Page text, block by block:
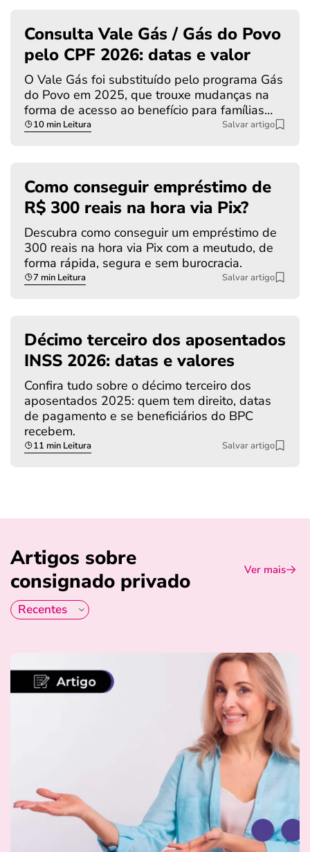
Consulta Vale Gás / Gás do Povo
pelo CPF 2026: datas e valor
O Vale Gás foi substituído pelo programa Gás
do Povo em 2025, que trouxe mudanças na
forma de acesso ao benefício para famílias…
10 min Leitura Salvar artigo
Como conseguir empréstimo de
R$ 300 reais na hora via Pix?
Descubra como conseguir um empréstimo de
300 reais na hora via Pix com a meutudo, de
forma rápida, segura e sem burocracia.
7 min Leitura Salvar artigo
Décimo terceiro dos aposentados
INSS 2026: datas e valores
Confira tudo sobre o décimo terceiro dos
aposentados 2025: quem tem direito, datas
de pagamento e se beneficiários do BPC
recebem.
11 min Leitura Salvar artigo
Artigos sobre
consignado privado
Ver mais